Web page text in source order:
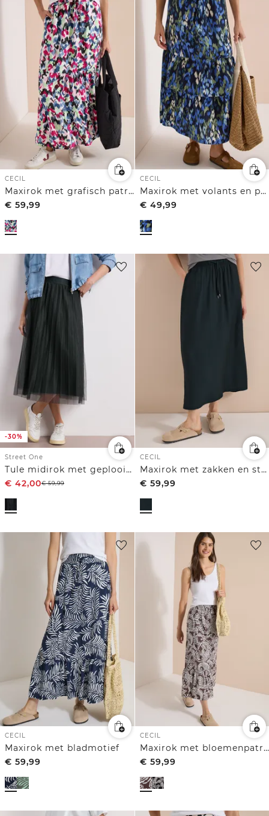
CECIL
Maxirok met grafisch patroon
€ 59,99
CECIL
Maxirok met volants en print
€ 49,99
-30%
Street One
Tule midirok met geplooide structuur
€ 42,00€59,99
CECIL
Maxirok met zakken en structuur
€ 59,99
CECIL
Maxirok met bladmotief
€ 59,99
CECIL
Maxirok met bloemenpatroon
€ 59,99